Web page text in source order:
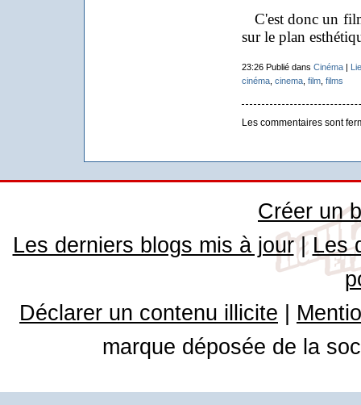
C'est donc un
sur le plan
23:26 Publié dans Cinéma|
cinéma, cinema, film, films
Les commentaires sont
Créer un
Les derniers blogs mis à jour| Les
Déclarer un contenu illicite
marque déposée de la